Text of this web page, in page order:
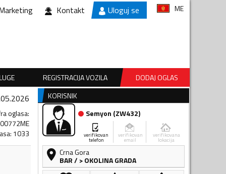
Kontakt Uloguj se ME
REGISTRACIJA VOZILA
DODAJ OGLAS
oglasa:
: 1033
KORISNIK
Semyon (ZW432)
verifikovan
telefon
verifikovan
email
verifikovana
lokacija
Crna Gora
BAR/ > OKOLINA GRADA